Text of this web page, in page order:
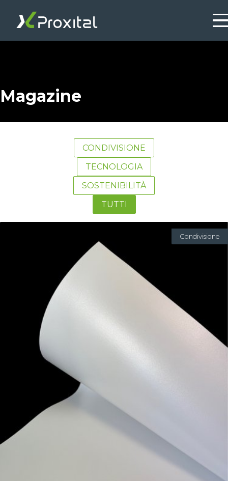
Magazine
CONDIVISIONE
TECNOLOGIA
SOSTENIBILITÀ
TUTTI
Condivisione